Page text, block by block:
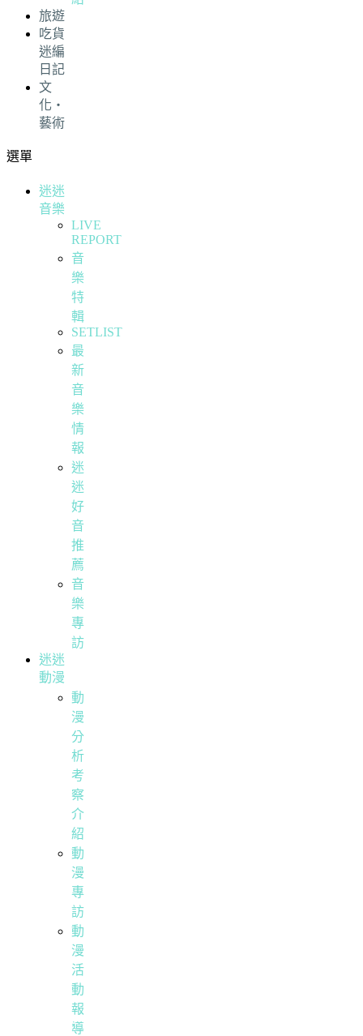
旅遊
吃貨
迷編
日記
文
化・
藝術
選單
迷迷
音樂
LIVE
REPORT
音
樂
特
輯
SETLIST
最
新
音
樂
情
報
迷
迷
好
音
推
薦
音
樂
專
訪
迷迷
動漫
動
漫
分
析
考
察
介
紹
動
漫
專
訪
動
漫
活
動
報
導